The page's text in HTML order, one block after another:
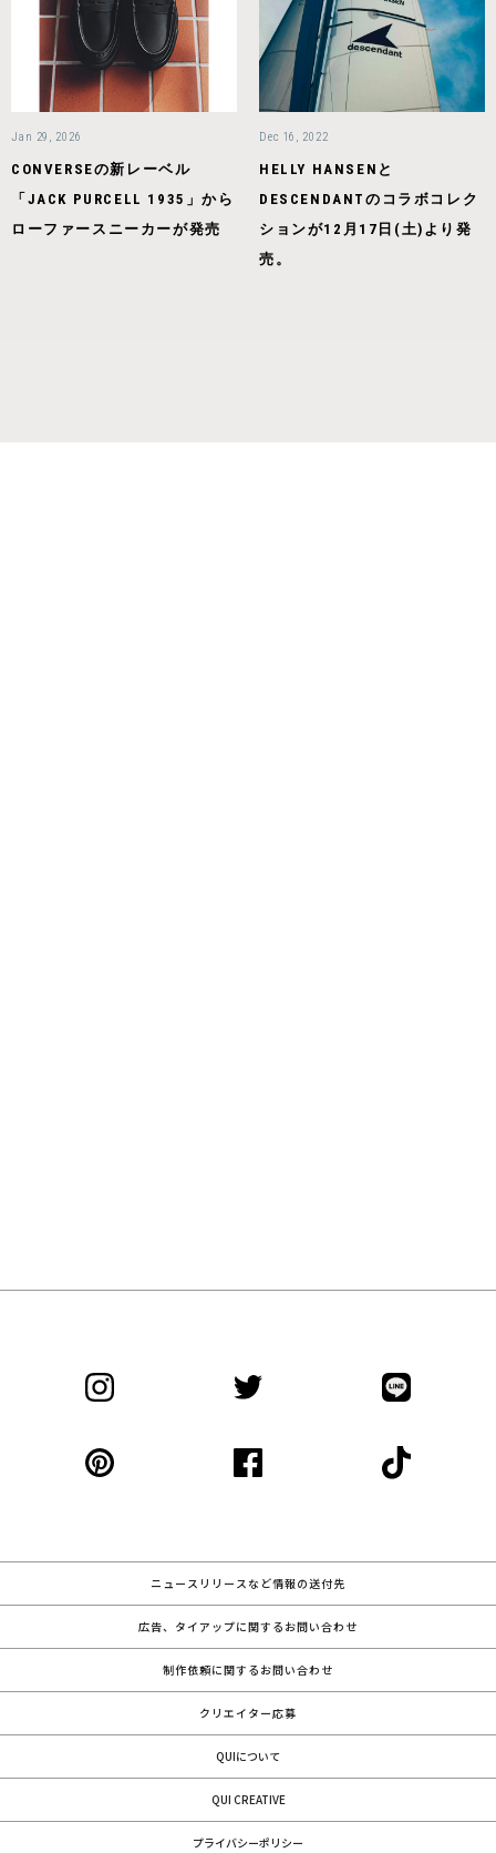
Jan 29, 2026
CONVERSEの新レーベル
「JACK PURCELL 1935」から
ローファースニーカーが発売
Dec 16, 2022
HELLY HANSENと
DESCENDANTのコラボコレク
ションが12月17日(土)より発
売。
ニュースリリースなど情報の送付先
広告、タイアップに関するお問い合わせ
制作依頼に関するお問い合わせ
クリエイター応募
QUIについて
QUI CREATIVE
プライバシーポリシー